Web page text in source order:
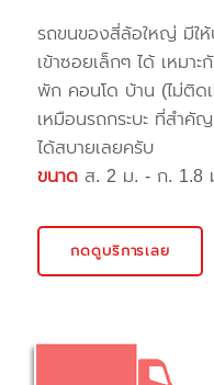
รถขนของสี่ล้อใหญ่ มีใ
เข้าซอยเล็กๆ ได้ เหมา
พัก คอนโด บ้าน (ไม่ติด
เหมือนรถกระบะ ที่สำคั
ได้สบายเลยครับ
ขนาด ส. 2 ม. - ก. 1.8
กดดูบริการเลย